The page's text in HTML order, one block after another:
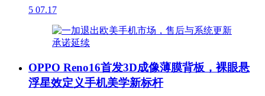
5 07.17
OPPO Reno16首发3D成像薄膜背板，裸眼悬
浮星效定义手机美学新标杆